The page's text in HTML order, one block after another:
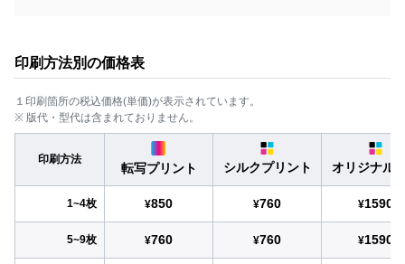
印刷方法別の価格表
１印刷箇所の税込価格(単価)が表示されています。
※ 版代・型代は含まれておりません。
印刷方法
転写プリント シルクプリント オリジナル
1~4枚 ¥850 ¥760 ¥1590
5~9枚 ¥760 ¥760 ¥1590